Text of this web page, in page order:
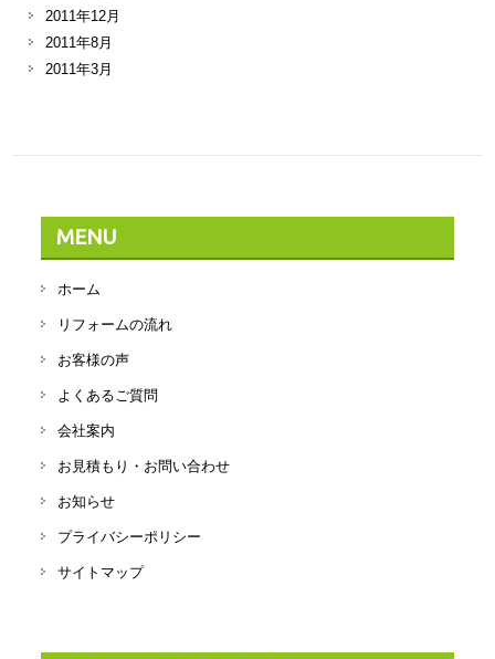
2011年12月
2011年8月
2011年3月
MENU
ホーム
リフォームの流れ
お客様の声
よくあるご質問
会社案内
お見積もり・お問い合わせ
お知らせ
プライバシーポリシー
サイトマップ